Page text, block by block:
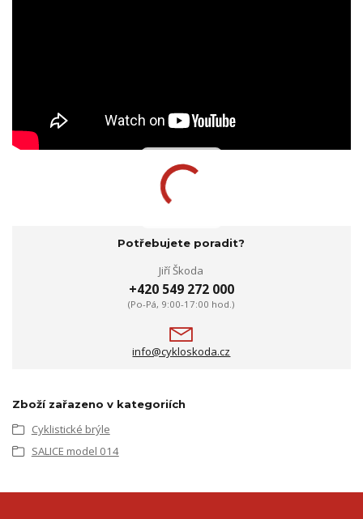
Potřebujete poradit?
Jiří Škoda
+420 549 272 000
(Po-Pá, 9:00-17:00 hod.)
info@cykloskoda.cz
Zboží zařazeno v kategoriích
Cyklistické brýle
SALICE model 014